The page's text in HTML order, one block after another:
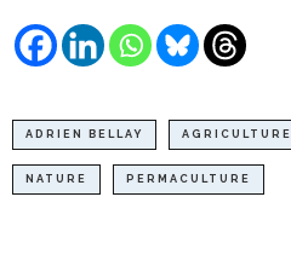
ADRIEN BELLAY AGRICULTURE
NATURE PERMACULTURE